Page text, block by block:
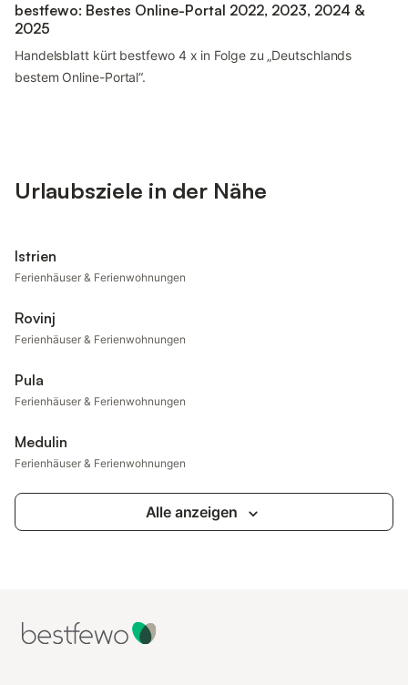
bestfewo: Bestes Online-Portal 2022, 2023, 2024 &
2025
Handelsblatt kürt bestfewo 4 x in Folge zu „Deutschlands
bestem Online-Portal“.
Urlaubsziele in der Nähe
Istrien
Ferienhäuser & Ferienwohnungen
Rovinj
Ferienhäuser & Ferienwohnungen
Pula
Ferienhäuser & Ferienwohnungen
Medulin
Ferienhäuser & Ferienwohnungen
Alle anzeigen